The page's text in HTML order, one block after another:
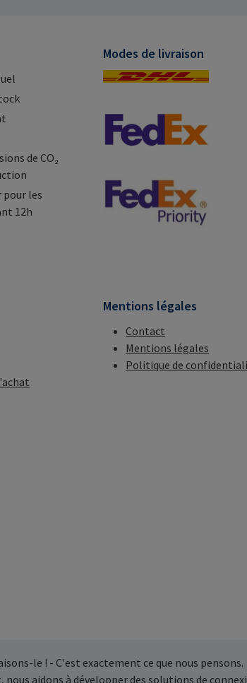
de CO₂
pour les
12h
Modes de livraison
Mentions légales
Contact
Mentions légales
Politique de
le ! - C'est exactement ce que nous pensons.
aidons à développer des solutions de